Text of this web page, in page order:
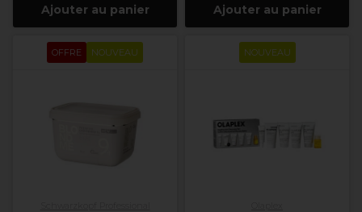
Ajouter au panier Ajouter au panier
OFFRE NOUVEAU NOUVEAU